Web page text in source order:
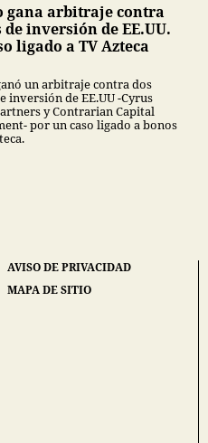
gana arbitraje contra
inversión de EE.UU.
ligado a TV Azteca
un arbitraje contra dos
inversión de EE.UU -Cyrus
y Contrarian Capital
por un caso ligado a bonos
AVISO DE PRIVACIDAD
MAPA DE SITIO